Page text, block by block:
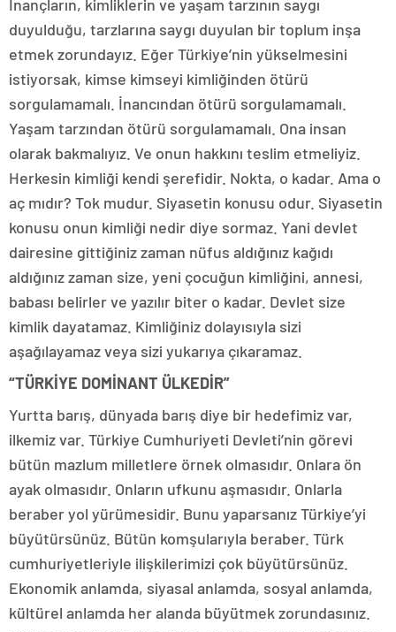
İnançların, kimliklerin ve yaşam tarzının saygı
duyulduğu, tarzlarına saygı duyulan bir toplum inşa
etmek zorundayız. Eğer Türkiye’nin yükselmesini
istiyorsak, kimse kimseyi kimliğinden ötürü
sorgulamamalı. İnancından ötürü sorgulamamalı.
Yaşam tarzından ötürü sorgulamamalı. Ona insan
olarak bakmalıyız. Ve onun hakkını teslim etmeliyiz.
Herkesin kimliği kendi şerefidir. Nokta, o kadar. Ama o
aç mıdır? Tok mudur. Siyasetin konusu odur. Siyasetin
konusu onun kimliği nedir diye sormaz. Yani devlet
dairesine gittiğiniz zaman nüfus aldığınız kağıdı
aldığınız zaman size, yeni çocuğun kimliğini, annesi,
babası belirler ve yazılır biter o kadar. Devlet size
kimlik dayatamaz. Kimliğiniz dolayısıyla sizi
aşağılayamaz veya sizi yukarıya çıkaramaz.
“TÜRKİYE DOMİNANT ÜLKEDİR”
Yurtta barış, dünyada barış diye bir hedefimiz var,
ilkemiz var. Türkiye Cumhuriyeti Devleti’nin görevi
bütün mazlum milletlere örnek olmasıdır. Onlara ön
ayak olmasıdır. Onların ufkunu aşmasıdır. Onlarla
beraber yol yürümesidir. Bunu yaparsanız Türkiye’yi
büyütürsünüz. Bütün komşularıyla beraber. Türk
cumhuriyetleriyle ilişkilerimizi çok büyütürsünüz.
Ekonomik anlamda, siyasal anlamda, sosyal anlamda,
kültürel anlamda her alanda büyütmek zorundasınız.